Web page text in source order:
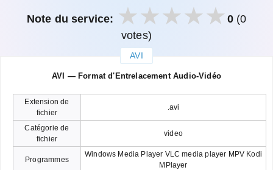
Note du service: 0(0
votes)
AVI
AVI — Format d'Entrelacement Audio-Vidéo
Extension de
fichier
.avi
Catégorie de
fichier
video
Programmes
Windows Media Player VLC media player MPV Kodi
MPlayer